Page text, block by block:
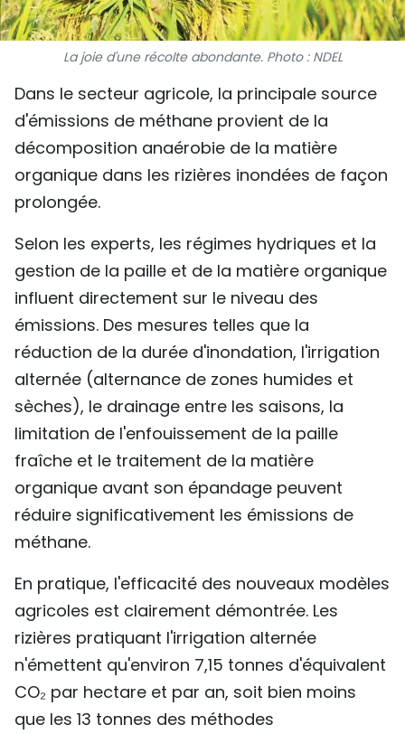
INFOGRAPHIE
VIDÉO
À PROPOS DU "PEUPLE"
ENGLISH
中文
РУССКИЙ
La joie d'une récolte abondante. Photo : NDEL
Dans le secteur agricole, la principale source
d'émissions de méthane provient de la
décomposition anaérobie de la matière
organique dans les rizières inondées de façon
prolongée.
Selon les experts, les régimes hydriques et la
gestion de la paille et de la matière organique
influent directement sur le niveau des
émissions. Des mesures telles que la
réduction de la durée d'inondation, l'irrigation
alternée (alternance de zones humides et
sèches), le drainage entre les saisons, la
limitation de l'enfouissement de la paille
fraîche et le traitement de la matière
organique avant son épandage peuvent
réduire significativement les émissions de
méthane.
En pratique, l'efficacité des nouveaux modèles
agricoles est clairement démontrée. Les
rizières pratiquant l'irrigation alternée
n'émettent qu'environ 7,15 tonnes d'équivalent
CO₂ par hectare et par an, soit bien moins
que les 13 tonnes des méthodes